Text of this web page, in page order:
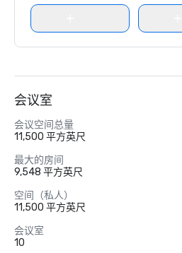
会议室
会议空间总量
11,500 平方英尺
最大的房间
9,548 平方英尺
空间（私人）
11,500 平方英尺
会议室
10